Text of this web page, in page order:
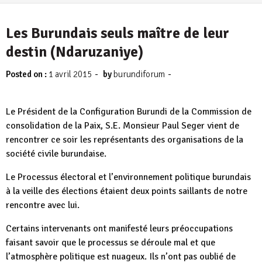
4 août 2026
Les Burundais seuls maître de leur
destin (Ndaruzaniye)
Posted on : 1 avril 2015 - by burundiforum -
Le Président de la Configuration Burundi de la Commission de
consolidation de la Paix, S.E. Monsieur Paul Seger vient de
rencontrer ce soir les représentants des organisations de la
société civile burundaise.
Le Processus électoral et l’environnement politique burundais
à la veille des élections étaient deux points saillants de notre
rencontre avec lui.
Certains intervenants ont manifesté leurs préoccupations
faisant savoir que le processus se déroule mal et que
l’atmosphère politique est nuageux. Ils n’ont pas oublié de